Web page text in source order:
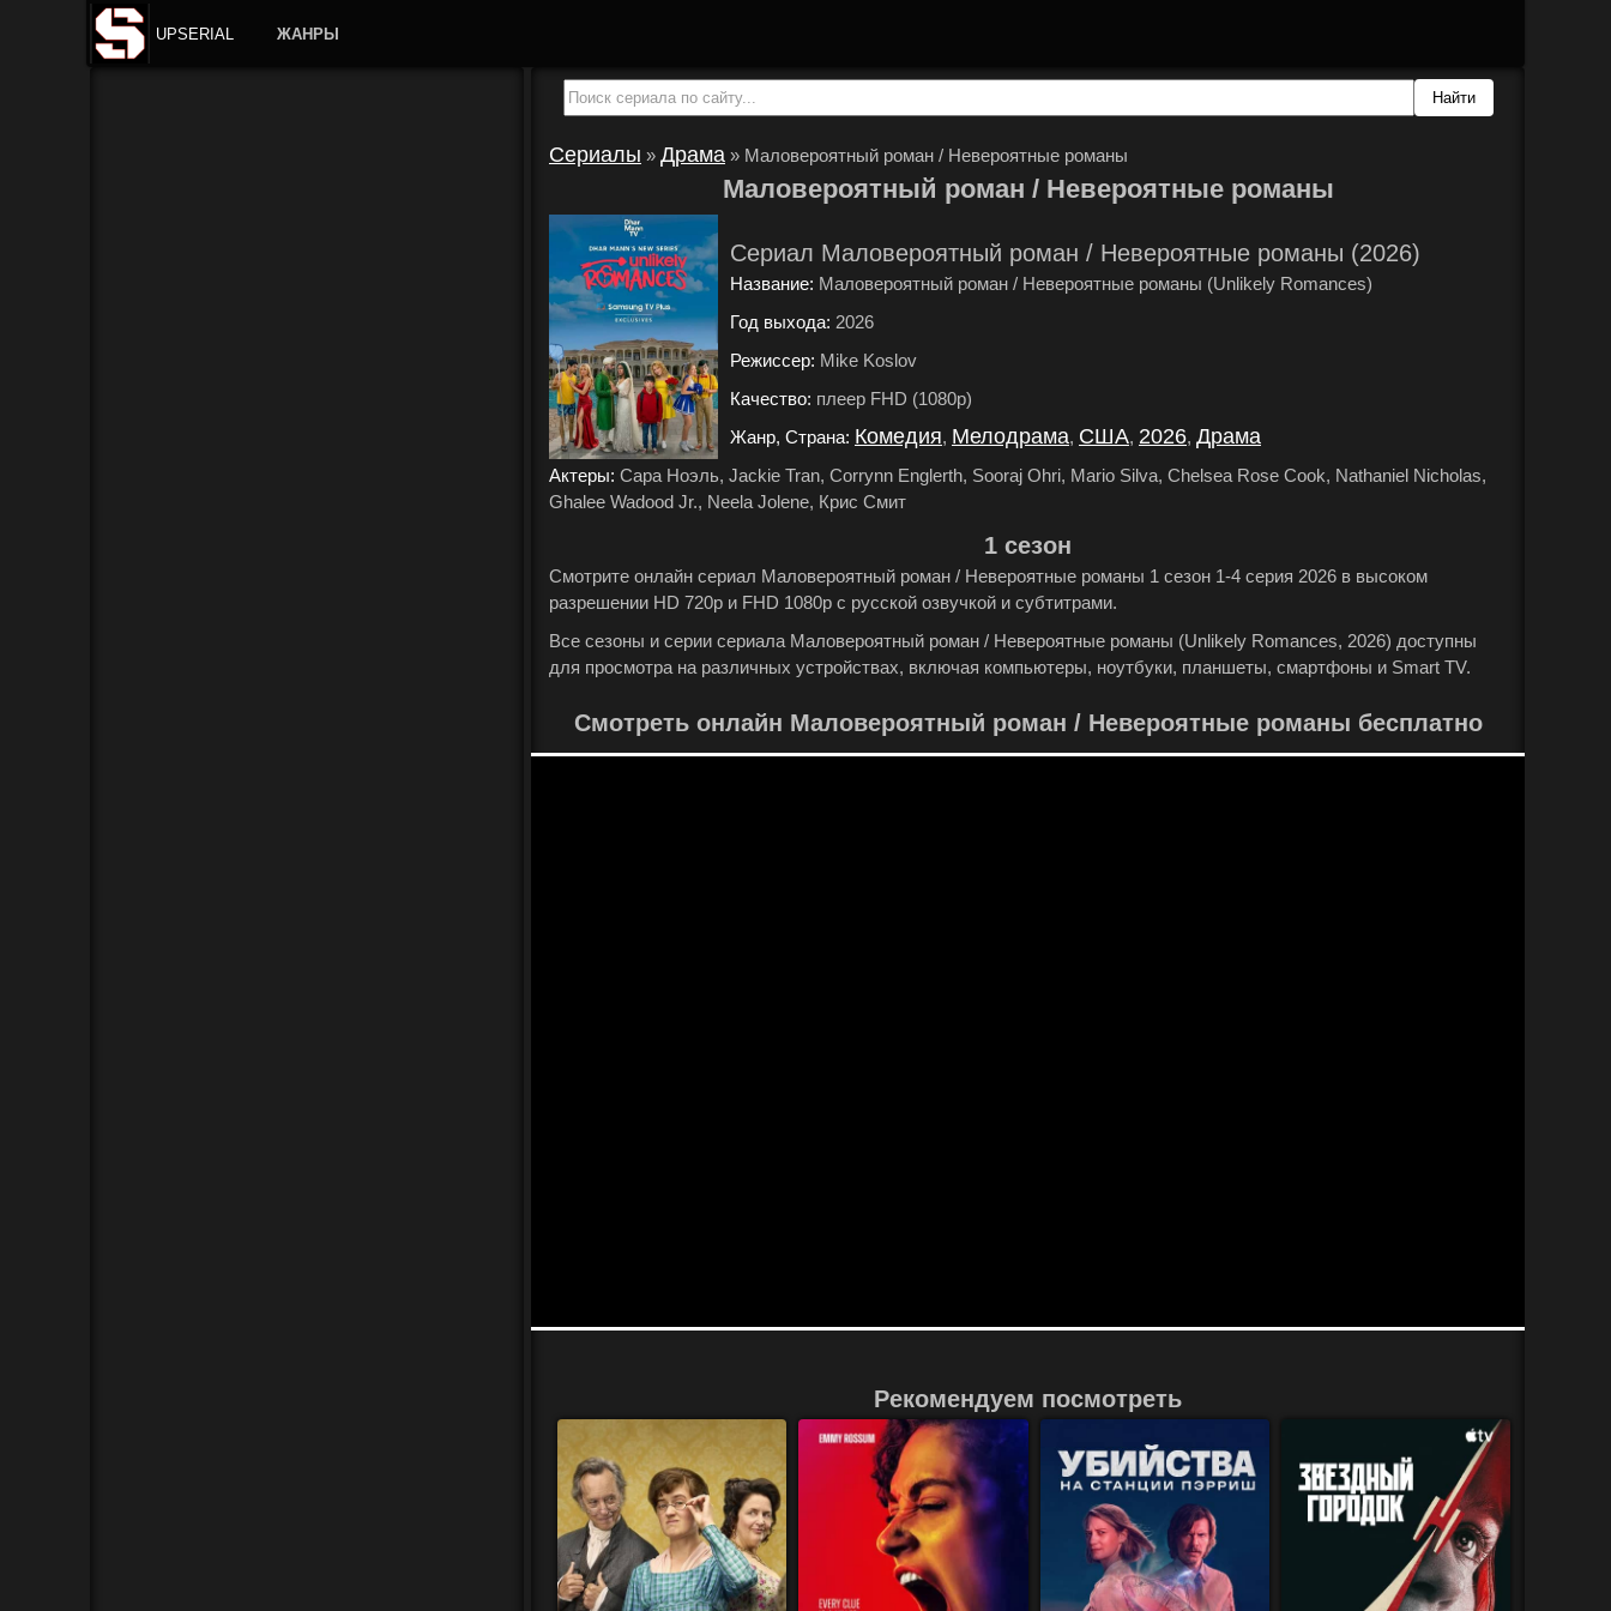
UPSERIAL ЖАНРЫ
Сериалы » Драма » Маловероятный роман / Невероятные романы
Маловероятный роман / Невероятные романы
Сериал Маловероятный роман / Невероятные романы (2026)
Название: Маловероятный роман / Невероятные романы (Unlikely Romances)
Год выхода: 2026
Режиссер: Mike Koslov.
Качество: плеер FHD (1080p)
Жанр, Страна: Комедия, Мелодрама, США, 2026, Драма
Актеры: Сара Ноэль, Jackie Tran, Corrynn Englerth, Sooraj Ohri, Mario Silva, Chelsea Rose Cook, Nathaniel Nicholas,
Ghalee Wadood Jr., Neela Jolene, Крис Смит.
1 сезон
Смотрите онлайн сериал Маловероятный роман / Невероятные романы 1 сезон 1-4 серия 2026 в высоком
разрешении HD 720p и FHD 1080p с русской озвучкой и субтитрами.
Все сезоны и серии сериала Маловероятный роман / Невероятные романы (Unlikely Romances, 2026) доступны
для просмотра на различных устройствах, включая компьютеры, ноутбуки, планшеты, смартфоны и Smart TV.
Смотреть онлайн Маловероятный роман / Невероятные романы бесплатно
Рекомендуем посмотреть